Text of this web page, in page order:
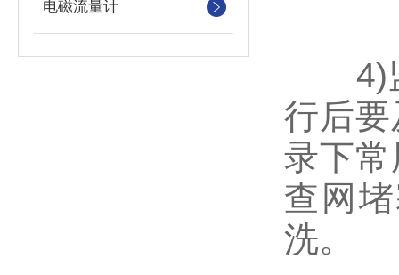
电磁流量计
4)监
行后
录下
查网
洗。